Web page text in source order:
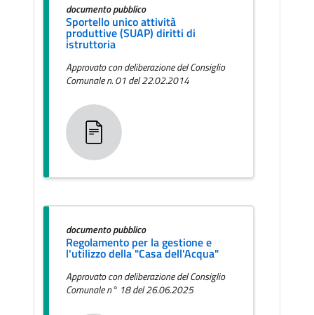
documento pubblico
Sportello unico attività
produttive (SUAP) diritti di
istruttoria
Approvato con deliberazione del Consiglio
Comunale n. 01 del 22.02.2014
documento pubblico
Regolamento per la gestione e
l'utilizzo della "Casa dell'Acqua"
Approvato con deliberazione del Consiglio
Comunale n° 18 del 26.06.2025